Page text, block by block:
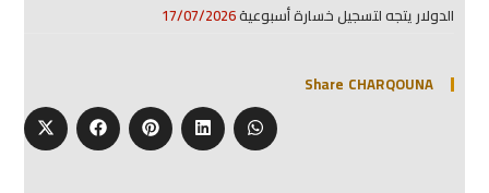
الدولار يتجه لتسجيل خسارة أسبوعية17/07/2026
Share CHARQOUNA